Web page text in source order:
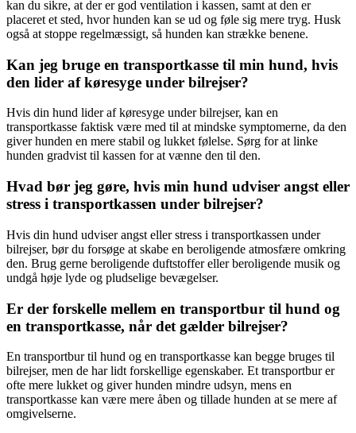
kan du sikre, at der er god ventilation i kassen, samt at den er
placeret et sted, hvor hunden kan se ud og føle sig mere tryg. Husk
også at stoppe regelmæssigt, så hunden kan strække benene.
Kan jeg bruge en transportkasse til min hund, hvis
den lider af køresyge under bilrejser?
Hvis din hund lider af køresyge under bilrejser, kan en
transportkasse faktisk være med til at mindske symptomerne, da den
giver hunden en mere stabil og lukket følelse. Sørg for at linke
hunden gradvist til kassen for at vænne den til den.
Hvad bør jeg gøre, hvis min hund udviser angst eller
stress i transportkassen under bilrejser?
Hvis din hund udviser angst eller stress i transportkassen under
bilrejser, bør du forsøge at skabe en beroligende atmosfære omkring
den. Brug gerne beroligende duftstoffer eller beroligende musik og
undgå høje lyde og pludselige bevægelser.
Er der forskelle mellem en transportbur til hund og
en transportkasse, når det gælder bilrejser?
En transportbur til hund og en transportkasse kan begge bruges til
bilrejser, men de har lidt forskellige egenskaber. Et transportbur er
ofte mere lukket og giver hunden mindre udsyn, mens en
transportkasse kan være mere åben og tillade hunden at se mere af
omgivelserne.